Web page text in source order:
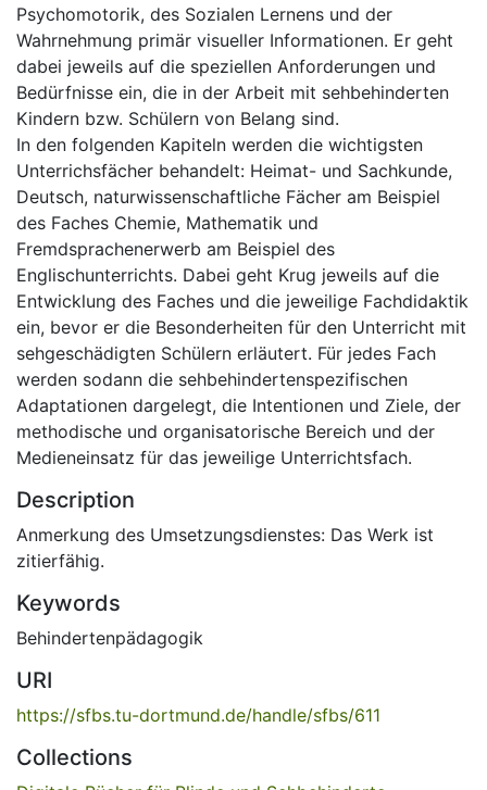
Psychomotorik, des Sozialen Lernens und der
Wahrnehmung primär visueller Informationen. Er geht
dabei jeweils auf die speziellen Anforderungen und
Bedürfnisse ein, die in der Arbeit mit sehbehinderten
Kindern bzw. Schülern von Belang sind.
In den folgenden Kapiteln werden die wichtigsten
Unterrichsfächer behandelt: Heimat- und Sachkunde,
Deutsch, naturwissenschaftliche Fächer am Beispiel
des Faches Chemie, Mathematik und
Fremdsprachenerwerb am Beispiel des
Englischunterrichts. Dabei geht Krug jeweils auf die
Entwicklung des Faches und die jeweilige Fachdidaktik
ein, bevor er die Besonderheiten für den Unterricht mit
sehgeschädigten Schülern erläutert. Für jedes Fach
werden sodann die sehbehindertenspezifischen
Adaptationen dargelegt, die Intentionen und Ziele, der
methodische und organisatorische Bereich und der
Medieneinsatz für das jeweilige Unterrichtsfach.
Description
Anmerkung des Umsetzungsdienstes: Das Werk ist
zitierfähig.
Keywords
Behindertenpädagogik
URI
https://sfbs.tu-dortmund.de/handle/sfbs/611
Collections